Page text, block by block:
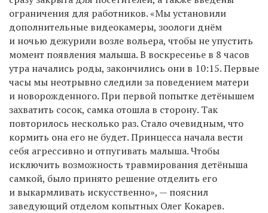
ограничения для работников. «Мы установили
дополнительные видеокамеры, зоологи днём
и ночью дежурили возле вольера, чтобы не упустить
момент появления малыша. В воскресенье в 8 часов
утра начались роды, закончились они в 10:15. Первые
часы мы неотрывно следили за поведением матери
и новорожденного. При первой попытке детёнышем
захватить сосок, самка отошла в сторону. Так
повторилось несколько раз. Стало очевидным, что
кормить она его не будет. Принцесса начала вести
себя агрессивно и отпугивать малыша. Чтобы
исключить возможность травмирования детёныша
самкой, было принято решение отделить его
и выкармливать искусственно», — пояснил
заведующий отделом копытных Олег Кокарев.